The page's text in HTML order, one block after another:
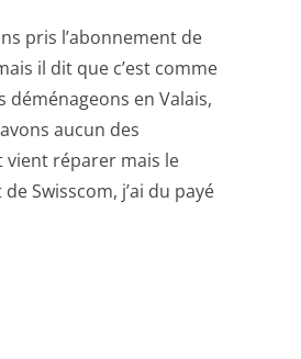
pris l’abonnement de
il dit que c’est comme
déménageons en Valais,
aucun des
vient réparer mais le
Swisscom, j’ai du payé